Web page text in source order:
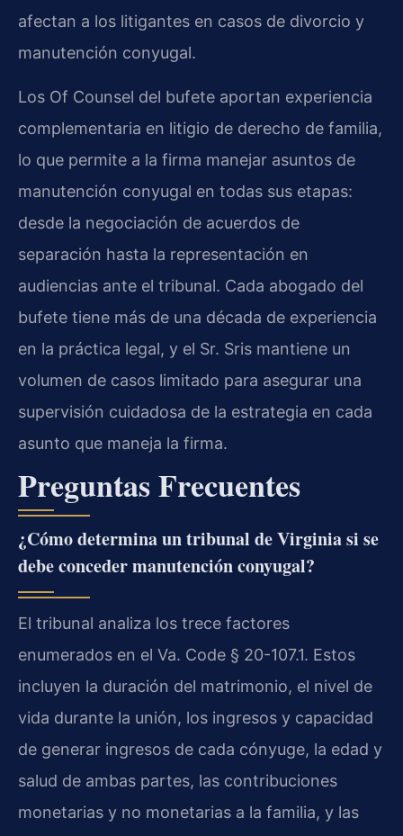
afectan a los litigantes en casos de divorcio y
manutención conyugal.
Los Of Counsel del bufete aportan experiencia
complementaria en litigio de derecho de familia,
lo que permite a la firma manejar asuntos de
manutención conyugal en todas sus etapas:
desde la negociación de acuerdos de
separación hasta la representación en
audiencias ante el tribunal. Cada abogado del
bufete tiene más de una década de experiencia
en la práctica legal, y el Sr. Sris mantiene un
volumen de casos limitado para asegurar una
supervisión cuidadosa de la estrategia en cada
asunto que maneja la firma.
Preguntas Frecuentes
¿Cómo determina un tribunal de Virginia si se
debe conceder manutención conyugal?
El tribunal analiza los trece factores
enumerados en el Va. Code § 20-107.1. Estos
incluyen la duración del matrimonio, el nivel de
vida durante la unión, los ingresos y capacidad
de generar ingresos de cada cónyuge, la edad y
salud de ambas partes, las contribuciones
monetarias y no monetarias a la familia, y las